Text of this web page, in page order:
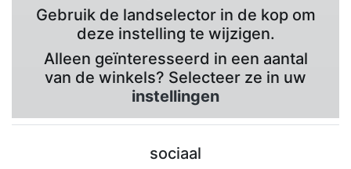
Gebruik de landselector in de kop om
deze instelling te wijzigen.
Alleen geïnteresseerd in een aantal
van de winkels? Selecteer ze in uw
instellingen
sociaal